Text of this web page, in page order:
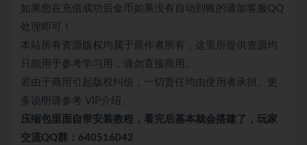
如果您在充值成功后金币如果没有自动到账的请加客服QQ
处理即可！
本站所有资源版权均属于原作者所有，这里所提供资源均
只能用于参考学习用，请勿直接商用。
若由于商用引起版权纠纷，一切责任均由使用者承担。更
多说明请参考 VIP介绍。
压缩包里面自带安装教程，看完后基本就会搭建了，玩家
交流QQ群：640516042